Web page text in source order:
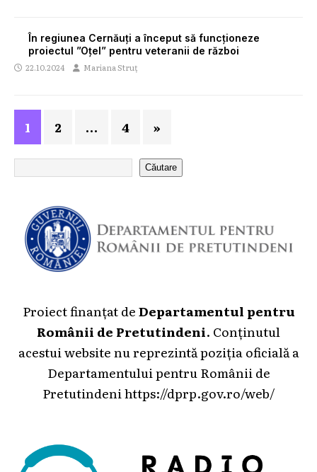
În regiunea Cernăuți a început să funcționeze
proiectul ”Oțel” pentru veteranii de război
22.10.2024 Mariana Struț
1 2 … 4 »
Căutare
Proiect finanțat deDepartamentul pentru
Românii de Pretutindeni. Conținutul
acestui website nu reprezintă poziția oficială a
Departamentului pentru Românii de
Pretutindeni https://dprp.gov.ro/web/